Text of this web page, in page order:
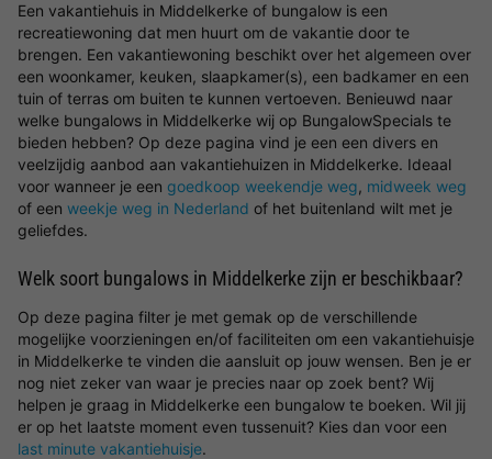
Een vakantiehuis in Middelkerke of bungalow is een
recreatiewoning dat men huurt om de vakantie door te
brengen. Een vakantiewoning beschikt over het algemeen over
een woonkamer, keuken, slaapkamer(s), een badkamer en een
tuin of terras om buiten te kunnen vertoeven. Benieuwd naar
welke bungalows in Middelkerke wij op BungalowSpecials te
bieden hebben? Op deze pagina vind je een een divers en
veelzijdig aanbod aan vakantiehuizen in Middelkerke. Ideaal
voor wanneer je een goedkoop weekendje weg, midweek weg
of een weekje weg in Nederland of het buitenland wilt met je
geliefdes.
Welk soort bungalows in Middelkerke zijn er beschikbaar?
Op deze pagina filter je met gemak op de verschillende
mogelijke voorzieningen en/of faciliteiten om een vakantiehuisje
in Middelkerke te vinden die aansluit op jouw wensen. Ben je er
nog niet zeker van waar je precies naar op zoek bent? Wij
helpen je graag in Middelkerke een bungalow te boeken. Wil jij
er op het laatste moment even tussenuit? Kies dan voor een
last minute vakantiehuisje.